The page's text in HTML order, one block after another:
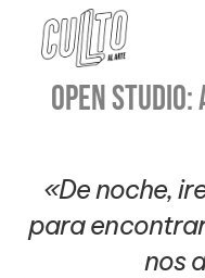
OPEN
«De noche,
para
nos